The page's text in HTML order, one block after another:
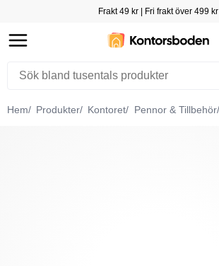
Frakt 49 kr | Fri frakt över 499 kr
Hem Produkter Kontoret Pennor & Tillbehör